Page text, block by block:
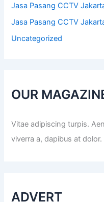
Jasa Pasang CCTV
Jasa Pasang CCTV
Uncategorized
OUR
Vitae adipiscing turpis.
viverra a, dapibus at
ADVERT